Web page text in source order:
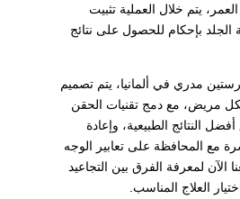
يتم خلال العملية تثبيت
الجلد بإحكام للحصول على نتائج
مدري في ألمانيا، يتم تصميم
مريض، مع دمج تقنيات الحقن
النتائج الطبيعية، وإعادة
مع المحافظة على تعابير الوجه
الآن لمعرفة الفرق بين التجاعيد
العلاج المناسب.